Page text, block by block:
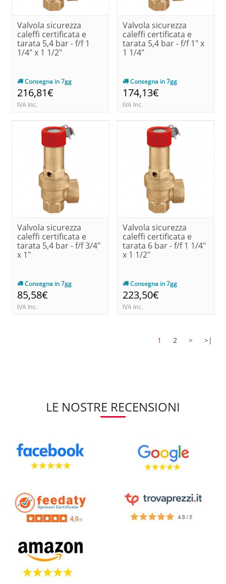
Valvola sicurezza
caleffi certificata e
tarata 5,4 bar - f/f 1
1/4" x 1 1/2"
Consegna in 7gg
216,81€
IVA Inc.
Valvola sicurezza
caleffi certificata e
tarata 5,4 bar - f/f 1" x
1 1/4"
Consegna in 7gg
174,13€
IVA Inc.
Valvola sicurezza
caleffi certificata e
tarata 5,4 bar - f/f 3/4"
x 1"
Consegna in 7gg
85,58€
IVA Inc.
Valvola sicurezza
caleffi certificata e
tarata 6 bar - f/f 1 1/4"
x 1 1/2"
Consegna in 7gg
223,50€
IVA Inc.
1 2 > >|
LE NOSTRE RECENSIONI